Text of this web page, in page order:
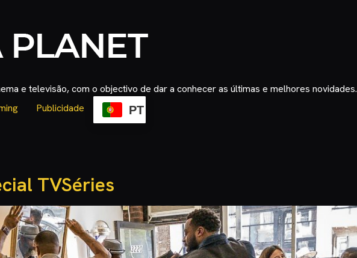
e televisão, com o objectivo de dar a conhecer as últimas e melhores novidades.
Publicidade PT
TVSéries